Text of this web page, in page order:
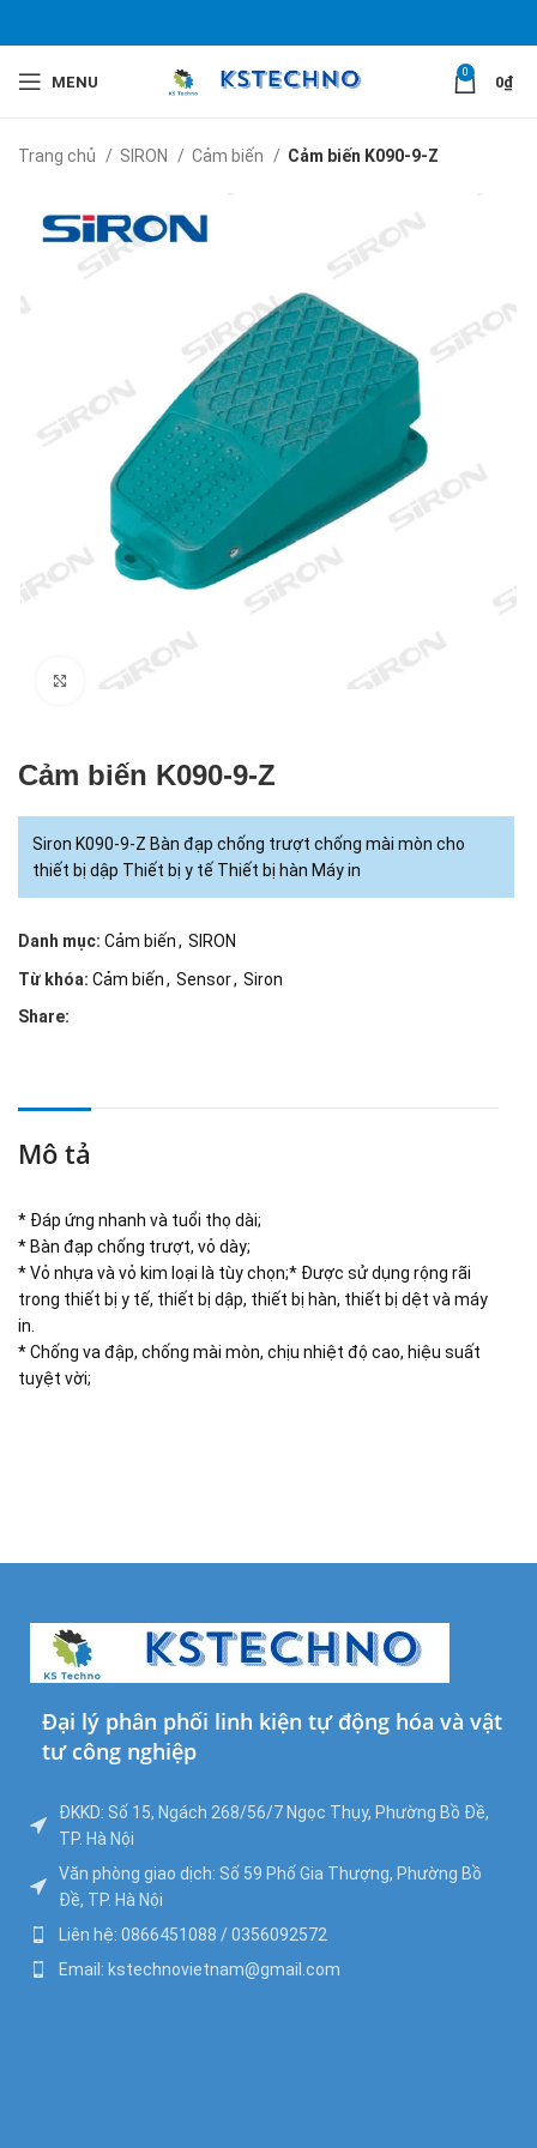
MENU
0
0₫
Trang chủ SIRON Cảm biến Cảm biến K090-9-Z
Click to enlarge
Cảm biến K090-9-Z
Siron K090-9-Z Bàn đạp chống trượt chống mài mòn cho
thiết bị dập Thiết bị y tế Thiết bị hàn Máy in
Danh mục: Cảm biến, SIRON
Từ khóa: Cảm biến, Sensor, Siron
Share:
Mô tả
* Đáp ứng nhanh và tuổi thọ dài;
* Bàn đạp chống trượt, vỏ dày;
* Vỏ nhựa và vỏ kim loại là tùy chọn;* Được sử dụng rộng rãi
trong thiết bị y tế, thiết bị dập, thiết bị hàn, thiết bị dệt và máy
in.
* Chống va đập, chống mài mòn, chịu nhiệt độ cao, hiệu suất
tuyệt vời;
Đại lý phân phối linh kiện tự động hóa và vật
tư công nghiệp
ĐKKD: Số 15, Ngách 268/56/7 Ngọc Thụy, Phường Bồ Đề,
TP. Hà Nội
Văn phòng giao dịch: Số 59 Phố Gia Thượng, Phường Bồ
Đề, TP. Hà Nội
Liên hệ: 0866451088 / 0356092572
Email: kstechnovietnam@gmail.com